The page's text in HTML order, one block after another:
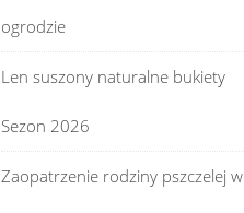
ogrodzie
Len suszony naturalne bukiety
Sezon 2026
Zaopatrzenie rodziny pszczelej w